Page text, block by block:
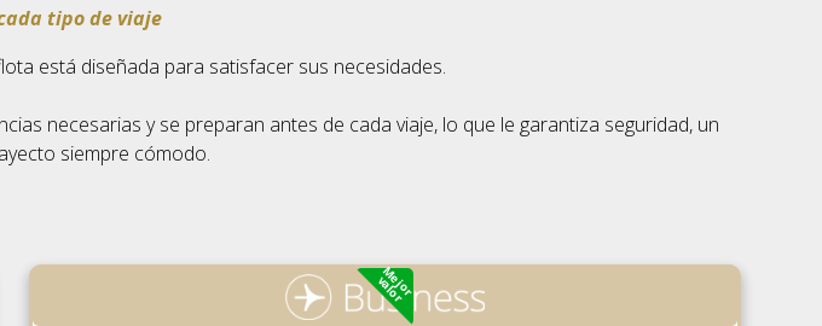
tipo de viaje
está diseñada para satisfacer sus necesidades.
necesarias y se preparan antes de cada viaje, lo que le garantiza seguridad, un
siempre cómodo.
Mejor
valor